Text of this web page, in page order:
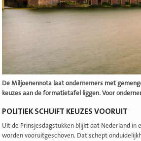
De Miljoenennota laat ondernemers met
keuzes aan de formatietafel liggen. Voor
POLITIEK SCHUIFT KEUZES VOORUIT
Uit de Prinsjesdagstukken blijkt dat Nederland
worden vooruitgeschoven. Dat schept